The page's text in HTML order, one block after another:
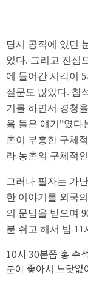
당시 공직에 있던
었다. 그리고 진심
에 들어간 시각이
질문도 많았다. 참
기를 하면서 경청
음 들은 얘기”였다
촌이 부흥한 구체
라 농촌의 구체적
그러나 필자는 가
한 이야기를 외국
의 문담을 받으며
분 쉬고 해서 밤 11
10시 30분쯤 홍 수
분이 좋아서 느닷없